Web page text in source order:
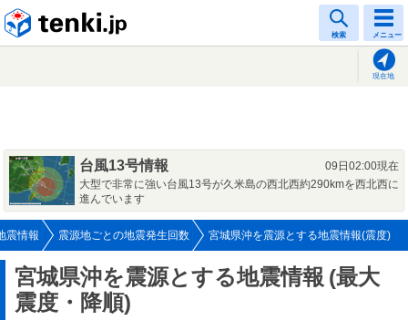
検索 メニュー
現在地
台風13号情報
09日02:00現在
大型で非常に強い台風13号が久米島の西北西約290kmを西北西に
進んでいます
震情報 震源地ごとの地震発生回数 宮城県沖を震源とする地震情報(震度)
宮城県沖を震源とする地震情報 (最大
震度・降順)